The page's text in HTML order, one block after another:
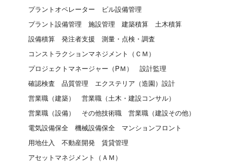
プラントオペレーター
ビル設備管理
プラント設備管理
施設管理 建築積算
土木積算
設備積算
発注者支援
測量・点検・調査
コンストラクションマネジメント（ＣＭ）
プロジェクトマネージャー（PＭ）
設計監理
確認検査
品質管理
エクステリア（造園）設計
営業職（建築）
営業職（土木・建設コンサル）
営業職（設備）
その他技術職
営業職（建設その他）
電気設備保全
機械設備保全
マンションフロント
用地仕入
不動産開発
賃貸管理
アセットマネジメント（ＡＭ）